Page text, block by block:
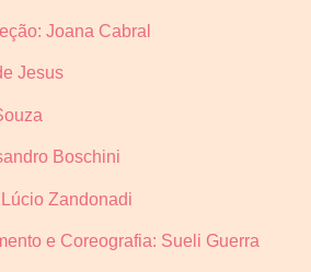
Joana Cabral
Jesus
Boschini
Zandonadi
e Coreografia: Sueli Guerra